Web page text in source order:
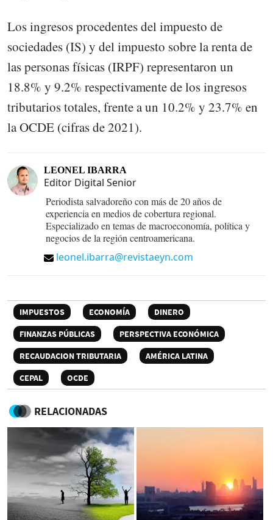
Los ingresos procedentes del impuesto de
sociedades (IS) y del impuesto sobre la renta de
las personas físicas (IRPF) representaron un
18.8% y 9.2% respectivamente de los ingresos
tributarios totales, frente a un 10.2% y 23.7% en
la OCDE (cifras de 2021).
LEONEL IBARRA
Editor Digital Senior
Periodista salvadoreño con más de 20 años de
experiencia en medios de cobertura regional.
Especializado en temas de macroeconomía, política y
negocios de la región centroamericana.
leonel.ibarra@revistaeyn.com
IMPUESTOS ECONOMÍA
DINERO
FINANZAS PÚBLICAS
PERSPECTIVA ECONÓMICA
RECAUDACION TRIBUTARIA
AMÉRICA LATINA
CEPAL
OCDE
RELACIONADAS